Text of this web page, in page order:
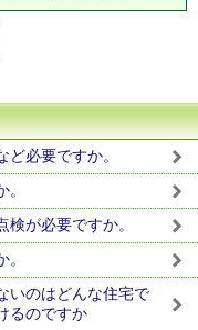
必要ですか。
が必要ですか。
いのはどんな住宅で
るのですか